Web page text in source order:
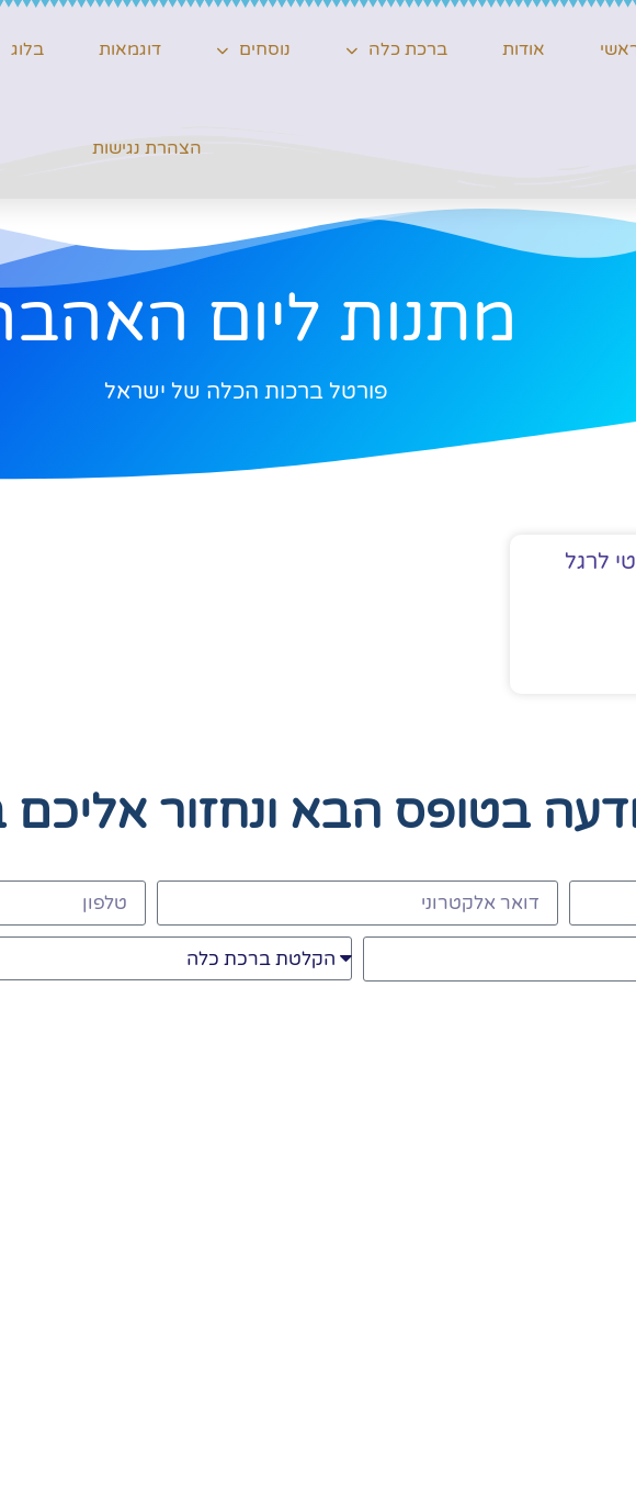
אודות ברכת כלה נוסחים דוגמאות בלוג
הצהרת נגישות
מתנות ליום
פורטל ברכות הכלה של ישראל
לרגל
בטופס הבא ונחזור